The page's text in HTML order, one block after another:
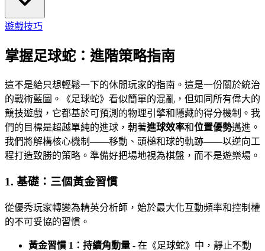
遊戲技巧
掌握足球蛇：進階策略指南
這不是給只想輕鬆一下的休閒玩家的指南。這是一份關於統治
的戰術藍圖。《足球蛇》看似簡單的混亂，但如同所有偉大的
競技遊戲，它都基於可預測的物理引擎和隱藏的得分機制。我
們的目標是超越單純的進球，朝著進球效率和位置優勢邁進。
我們將解構核心機制——移動、頭槌和球的軌跡——以逆向工
程打造致勝的策略。準備好把場地視為棋盤，而不是遊樂場。
1. 基礎：三個黃金習慣
從優秀玩家轉變為精英分析師，始於最大化互動頻率和控制權
的不可妥協的習慣。
黃金習慣 1：持續角動量 - 在《足球蛇》中，靜止不動